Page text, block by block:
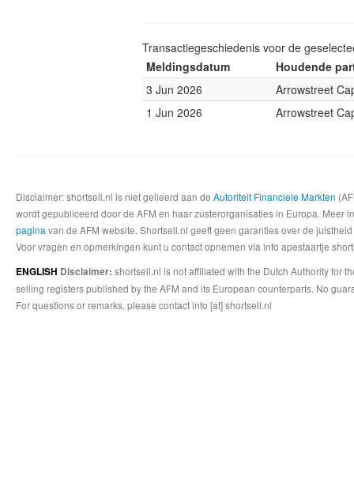
Transactiegeschiedenis voor de
Meldingsdatum
Houdende
3 Jun 2026
Arrowstreet
1 Jun 2026
Arrowstreet
Disclaimer: shortsell.nl is niet gelieerd aan de Autoriteit Financiele Markten
wordt gepubliceerd door de AFM en haar zusterorganisaties in Europa.
pagina van de AFM website. Shortsell.nl geeft geen garanties over de
Voor vragen en opmerkingen kunt u contact opnemen via info apestaartje
ENGLISH Disclaimer: shortsell.nl is not affiliated with the Dutch Authority for
selling registers published by the AFM and its European counterparts. No
For questions or remarks, please contact info [at] shortsell.nl